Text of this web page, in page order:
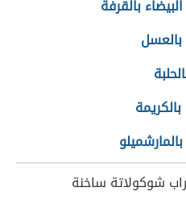
بالقرفة